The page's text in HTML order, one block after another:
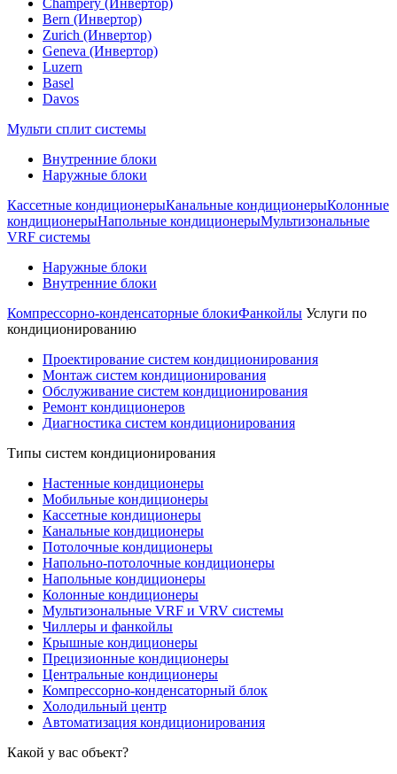
Champery (Инвертор)
Bern (Инвертор)
Zurich (Инвертор)
Geneva (Инвертор)
Luzern
Basel
Davos
Мульти сплит системы
Внутренние блоки
Наружные блоки
Кассетные кондиционерыКанальные кондиционерыКолонные
кондиционерыНапольные кондиционерыМультизональные
VRF системы
Наружные блоки
Внутренние блоки
Компрессорно-конденсаторные блокиФанкойлы Услуги по
кондиционированию
Проектирование систем кондиционирования
Монтаж систем кондиционирования
Обслуживание систем кондиционирования
Ремонт кондиционеров
Диагностика систем кондиционирования
Типы систем кондиционирования
Настенные кондиционеры
Мобильные кондиционеры
Кассетные кондиционеры
Канальные кондиционеры
Потолочные кондиционеры
Напольно-потолочные кондиционеры
Напольные кондиционеры
Колонные кондиционеры
Мультизональные VRF и VRV системы
Чиллеры и фанкойлы
Крышные кондиционеры
Прецизионные кондиционеры
Центральные кондиционеры
Компрессорно-конденсаторный блок
Холодильный центр
Автоматизация кондиционирования
Какой у вас объект?